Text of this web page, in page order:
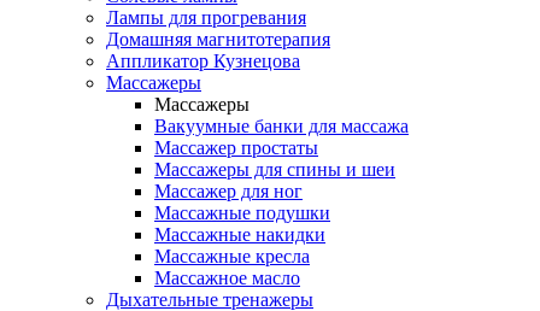
Лампы для прогревания
Домашняя магнитотерапия
Аппликатор Кузнецова
Массажеры
Массажеры
Вакуумные банки для массажа
Массажер простаты
Массажеры для спины и шеи
Массажер для ног
Массажные подушки
Массажные накидки
Массажные кресла
Массажное масло
Дыхательные тренажеры